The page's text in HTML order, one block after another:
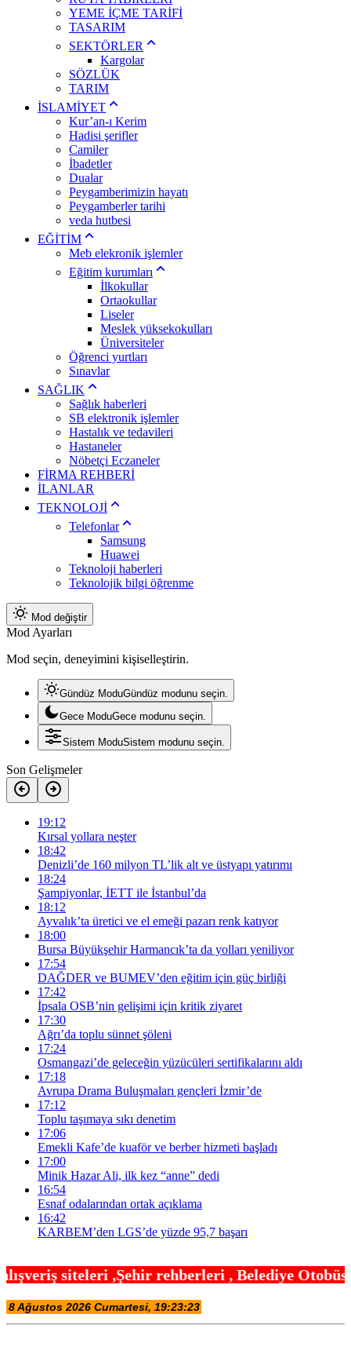
YEME İÇME TARİFİ
TASARIM
SEKTÖRLER
Kargolar
SÖZLÜK
TARIM
İSLAMİYET
Kur’an-ı Kerim
Hadisi şerifler
Camiler
İbadetler
Dualar
Peygamberimizin hayatı
Peygamberler tarihi
veda hutbesi
EĞİTİM
Meb elekronik işlemler
Eğitim kurumları
İlkokullar
Ortaokullar
Liseler
Meslek yüksekokulları
Üniversiteler
Öğrenci yurtları
Sınavlar
SAĞLIK
Sağlık haberleri
SB elektronik işlemler
Hastalık ve tedavileri
Hastaneler
Nöbetçi Eczaneler
FİRMA REHBERİ
İLANLAR
TEKNOLOJİ
Telefonlar
Samsung
Huawei
Teknoloji haberleri
Teknolojik bilgi öğrenme
Mod değiştir
Mod Ayarları
Mod seçin, deneyimini kişiselleştirin.
Gündüz ModuGündüz modunu seçin.
Gece ModuGece modunu seçin.
Sistem ModuSistem modunu seçin.
Son Gelişmeler
19:12
Kırsal yollara neşter
18:42
Denizli’de 160 milyon TL’lik alt ve üstyapı yatırımı
18:24
Şampiyonlar, İETT ile İstanbul’da
18:12
Ayvalık’ta üretici ve el emeği pazarı renk katıyor
18:00
Bursa Büyükşehir Harmancık’ta da yolları yeniliyor
17:54
DAĞDER ve BUMEV’den eğitim için güç birliği
17:42
İpsala OSB’nin gelişimi için kritik ziyaret
17:30
Ağrı’da toplu sünnet şöleni
17:24
Osmangazi’de geleceğin yüzücüleri sertifikalarını aldı
17:18
Avrupa Drama Buluşmaları gençleri İzmir’de
17:12
Toplu taşımaya sıkı denetim
17:06
Emekli Kafe’de kuaför ve berber hizmeti başladı
17:00
Minik Hazar Ali, ilk kez “anne” dedi
16:54
Esnaf odalarından ortak açıklama
16:42
KARBEM’den LGS’de yüzde 95,7 başarı
,Şehir rehberleri , Belediye